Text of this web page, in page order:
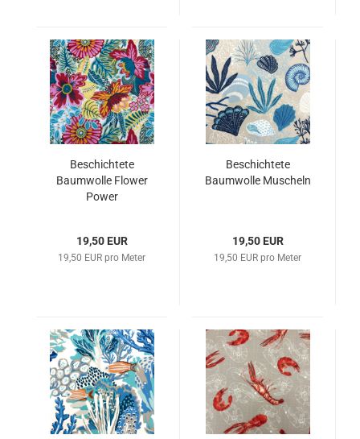
Beschichtete
Baumwolle Flower
Power
19,50 EUR
19,50 EUR pro Meter
Beschichtete
Baumwolle Muscheln
19,50 EUR
19,50 EUR pro Meter